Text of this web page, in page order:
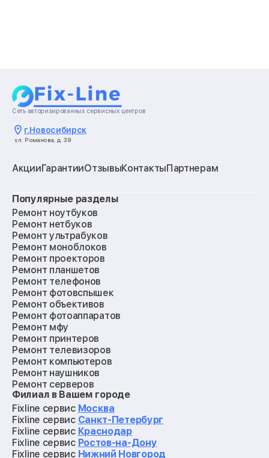
Сеть авторизированных сервисных центров
г.Новосибирск
ул. Романова, д. 39
АкцииГарантииОтзывыКонтактыПартнерам
Популярные разделы
Ремонт ноутбуков
Ремонт нетбуков
Ремонт ультрабуков
Ремонт моноблоков
Ремонт проекторов
Ремонт планшетов
Ремонт телефонов
Ремонт фотовспышек
Ремонт объективов
Ремонт фотоаппаратов
Ремонт мфу
Ремонт принтеров
Ремонт телевизоров
Ремонт компьютеров
Ремонт наушников
Ремонт серверов
Ремонт мониторов
Ремонт квадрокоптеров
Ремонт электросамокатов
Ремонт материнских плат
Ремонт видеокарт
Ремонт кофемашин
Филиал в Вашем городе
Fixline сервис Москва
Fixline сервис Санкт-Петербург
Fixline сервис Краснодар
Fixline сервис Ростов-на-Дону
Fixline сервис Нижний Новгород